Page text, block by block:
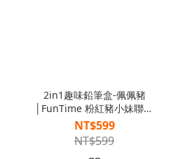
2in1趣味鉛筆盒-佩佩豬
│FunTime 粉紅豬小妹聯名
款
NT$599
NT$599